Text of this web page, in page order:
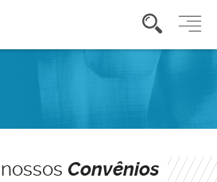
Convênios